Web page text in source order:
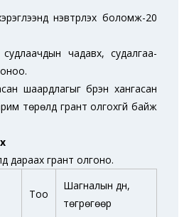
нэвтрүүлэх боломж-20
судлаачдын чадавх, судалгаа-
шаардлагыг бүрэн хангасан
төрөлд грант олгохгүй байж
дараах грант олгоно.
Тоо
Шагналын дүн,
төгрөгөөр